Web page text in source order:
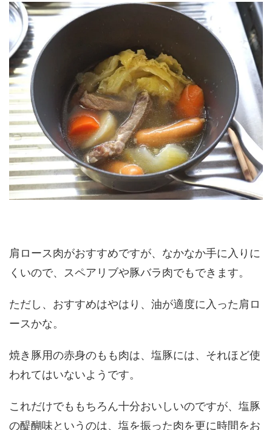
肩ロース肉がおすすめですが、なかなか手に入りに
くいので、スペアリブや豚バラ肉でもできます。
ただし、おすすめはやはり、油が適度に入った肩ロ
ースかな。
焼き豚用の赤身のもも肉は、塩豚には、それほど使
われてはいないようです。
これだけでももちろん十分おいしいのですが、塩豚
の醍醐味というのは、塩を振った肉を更に時間をお